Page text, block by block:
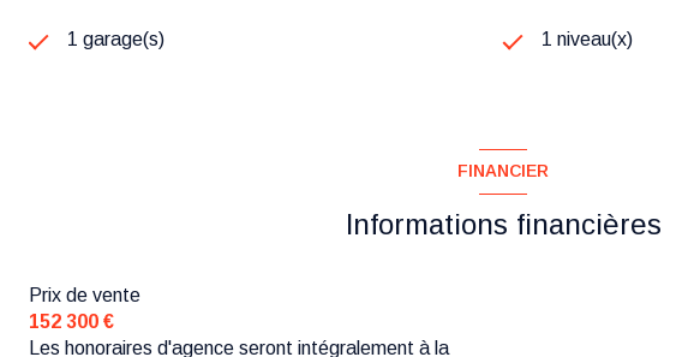
1 garage(s) 1 niveau(x)
FINANCIER
Informations financières
Prix de vente
152 300 €
Les honoraires d'agence seront intégralement à la